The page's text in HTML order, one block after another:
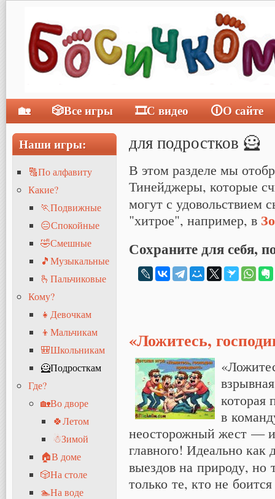
для подростков 🦸
В этом разделе мы
Тинейджеры, которые
могут с удовольствием
"хитрое", например, в
Сохраните для себя,
«Ложитесь,
которая
в
неосторожный жест — и
главного! Идеально
выездов на природу,
только те, кто не
Главное меню
🏡 🎲Все игры 🎞С видео
🛈О сайте
Наши игры:
🔠По алфавиту
Какие?
🏃Подвижные
😑Спокойные
🤣Смешные
🎵Музыкальные
🫰Пальчиковые
Кому?
👧Девочкам
👦Мальчикам
🎒Школьникам
🦸Подросткам
Где?
🏡Во дворе
🍀Летом
☃Зимой
🏠В доме
🎲На столе
🏊На воде